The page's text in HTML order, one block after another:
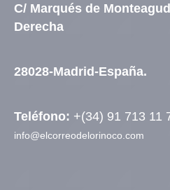
C/ Marqués de
Derecha
28028-Madrid-España.
Teléfono: +(34) 91 713 11
info@elcorreodelorinoco.com